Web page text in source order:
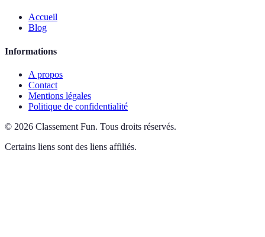
Accueil
Blog
Informations
A propos
Contact
Mentions légales
Politique de confidentialité
© 2026 Classement Fun. Tous droits réservés.
Certains liens sont des liens affiliés.